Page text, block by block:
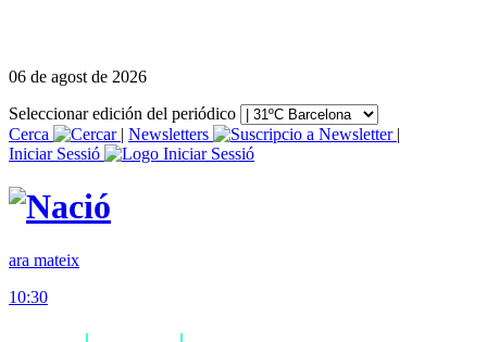
06 de agost de 2026
Seleccionar edición del periódico
Cerca
| Newsletters
|
Iniciar Sessió
ara mateix
10:30